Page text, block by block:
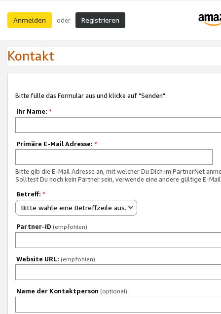
Anmelden oder Registrieren
Kontakt
Bitte fülle das Formular aus und klicke auf "Senden".
Ihr Name: *
Primäre E-Mail Adresse: *
Bitte gib die E-Mail Adresse an, mit welcher Du Dich im PartnerNet
Solltest Du noch kein Partner sein, verwende eine andere gültige E-
Betreff: *
Bitte wähle eine Betreffzeile aus.
Partner-ID (empfohlen)
Website URL: (empfohlen)
Name der Kontaktperson (optional)